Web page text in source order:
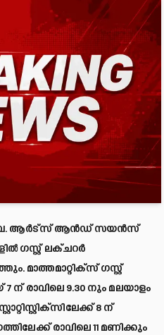
ആർട്സ് ആൻഡ് സയൻസ്
ഗസ്റ്റ് ലക്ചറർ
മാത്തമാറ്റിക്സ് ഗസ്റ്റ്
ന് രാവിലെ 9.30 നും മലയാളം
8 ന്
രാവിലെ 11 മണിക്കും